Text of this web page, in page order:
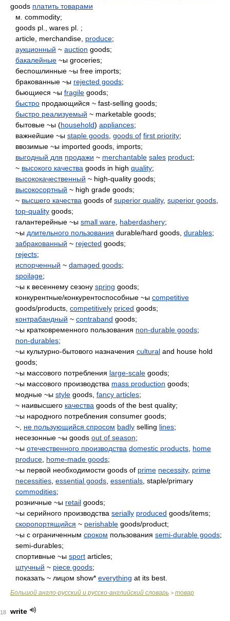
goods платить товарами
м. commodity;
goods pl., wares pl. ;
article, merchandise, produce;
аукционный ~ auction goods;
бакалейные ~ы groceries;
беспошлинные ~ы free imports;
бракованные ~ы rejected goods;
бьющиеся ~ы fragile goods;
быстро продающийся ~ fast-selling goods;
быстро реализуемый ~ marketable goods;
бытовые ~ы (household) appliances;
важнейшие ~ы staple goods goods of first priority;
ввозимые ~ы imported goods, imports;
выгодный для продажи ~ merchantable sales product;
~ высокого качества goods in high quality;
высококачественный ~ high-quality goods;
высокосортный ~ high grade goods;
~ высшего качества goods of superior quality, superior goods
top-quality goods;
галантерейные ~ы small ware haberdashery;
~ы длительного пользования durable/hard goods, durables;
забракованный ~ rejected goods;
rejects;
испорченный ~ damaged goods;
spoilage;
~ы к весеннему сезону spring goods;
конкурентные/конкурентоспособные ~ы competitive
goods/products, competitively priced goods;
контрабандный ~ contraband goods;
~ы кратковременного пользования non-durable goods;
non-durables;
~ы культурно-бытового назначения cultural and house hold
goods;
~ы массового потребления large-scale goods;
~ы массового производства mass production goods;
модные ~ы style goods, fancy articles;
~ наивысшего качества goods of the best quality;
~ы народного потребления consumer goods;
~, не пользующийся спросом badly selling lines;
несезонные ~ы goods out of season;
~ы отечественного производства domestic products home
produce home-made goods;
~ы первой необходимости goods of prime necessity, prime
necessities essential goods essentials , staple/primary
commodities;
розничные ~ы retail goods;
~ы серийного производства serially produced goods/items;
скоропортящийся ~ perishable goods/product;
~ы с ограниченным сроком пользования semi-durable goods;
semi-durables;
спортивные ~ы sport articles;
штучный ~ piece goods;
показать ~ лицом show* everything at its best.
Большой англо-русский и русско-английский словарь > товар
18 write